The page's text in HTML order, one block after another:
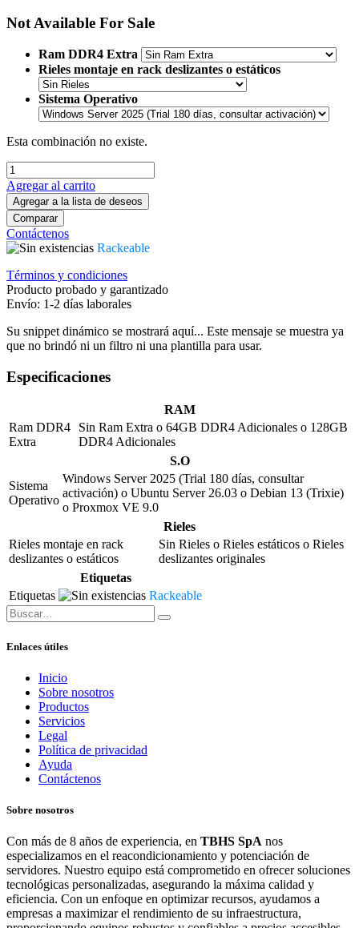
Not Available For Sale
Ram DDR4 Extra
Rieles montaje en rack deslizantes o estáticos
Sistema Operativo
Esta combinación no existe.
Agregar al carrito
Agregar a la lista de deseos
Comparar
Contáctenos
Rackeable
Términos y condiciones
Producto probado y garantizado
Envío: 1-2 días laborales
Su snippet dinámico se mostrará aquí... Este mensaje se muestra ya
que no brindó ni un filtro ni una plantilla para usar.
Especificaciones
RAM
Ram DDR4
Extra
Sin Ram Extra o 64GB DDR4 Adicionales o 128GB
DDR4 Adicionales
S.O
Sistema
Operativo
Windows Server 2025 (Trial 180 días, consultar
activación) o Ubuntu Server 26.03 o Debian 13 (Trixie)
o Proxmox VE 9.0
Rieles
Rieles montaje en rack
deslizantes o estáticos
Sin Rieles o Rieles estáticos o Rieles
deslizantes originales
Etiquetas
Etiquetas
Rackeable
Enlaces útiles
Inicio
Sobre nosotros
Productos
Servicios
Legal
Política de privacidad
Ayuda
Contáctenos
Sobre nosotros
Con más de 8 años de experiencia, en TBHS SpA nos
especializamos en el reacondicionamiento y potenciación de
servidores. Nuestro equipo está comprometido en ofrecer soluciones
tecnológicas personalizadas, asegurando la máxima calidad y
eficiencia. Con un enfoque en optimizar recursos, ayudamos a
empresas a maximizar el rendimiento de su infraestructura,